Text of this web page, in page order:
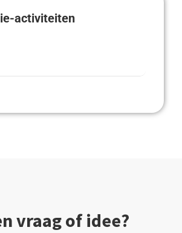
activiteiten
vraag of idee?